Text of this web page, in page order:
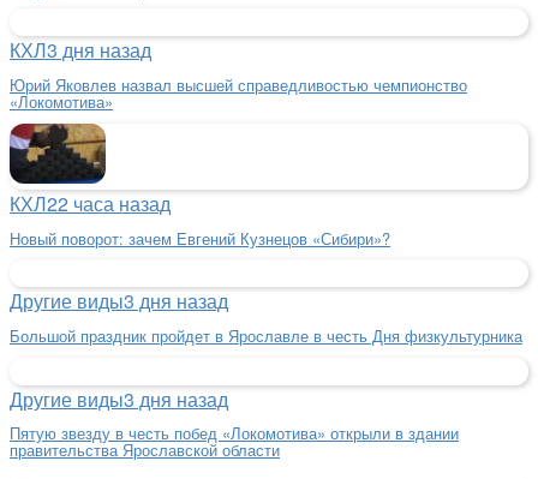
КХЛ3 дня назад
Юрий Яковлев назвал высшей справедливостью чемпионство
«Локомотива»
КХЛ22 часа назад
Новый поворот: зачем Евгений Кузнецов «Сибири»?
Другие виды3 дня назад
Большой праздник пройдет в Ярославле в честь Дня физкультурника
Другие виды3 дня назад
Пятую звезду в честь побед «Локомотива» открыли в здании
правительства Ярославской области